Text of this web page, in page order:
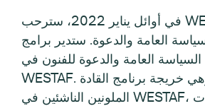
في أوائل يناير 2022، سترحب WESTAF بسينثيا
العامة والدعوة. ستدير برامج
العامة والدعوة للفنون في
WESTAF. انضمت تشين، وهي خريجة برنامج القادة
الملونين الناشئين في WESTAF، إلى قسم التحالفات